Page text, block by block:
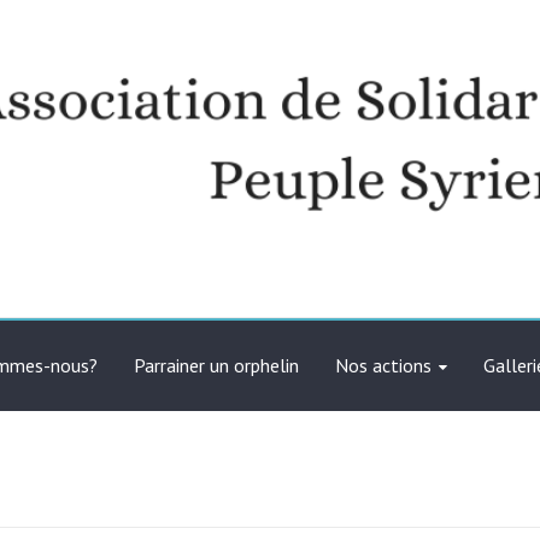
avec le peuple syrien
nous? Parrainer un orphelin Nos actions